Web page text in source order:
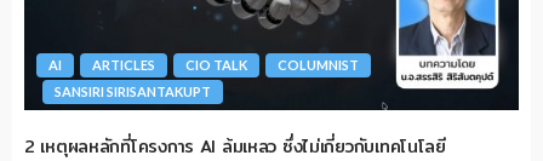
AI ARTICLES CIO TALK
COLUMNIST
SANSIRI SIRISANTAKUPT
2 เหตุผลหลักที่โครงการ AI ล้มเหลว ซึ่งไม่เกี่ยวกับเทคโนโลยี